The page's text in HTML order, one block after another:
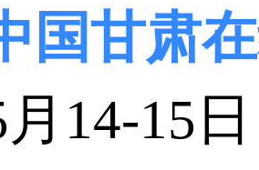
国甘肃
14-15日